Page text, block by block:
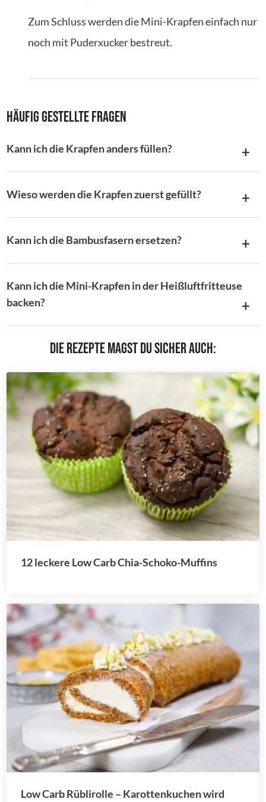
Zum Schluss werden die Mini-Krapfen einfach nur
noch mit Puderxucker bestreut.
Häufig gestellte Fragen
Kann ich die Krapfen anders füllen?
Wieso werden die Krapfen zuerst gefüllt?
Kann ich die Bambusfasern ersetzen?
Kann ich die Mini-Krapfen in der Heißluftfritteuse
backen?
Die Rezepte magst du sicher auch:
12 leckere Low Carb Chia-Schoko-Muffins
Low Carb Rüblirolle – Karottenkuchen wird